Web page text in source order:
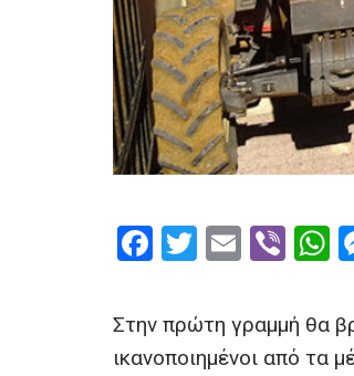
F
ce
b
T
tt
er
E
ail
Vi
er
s
Στην πρώτη γραμμή θα
ικανοποιημένοι από τα